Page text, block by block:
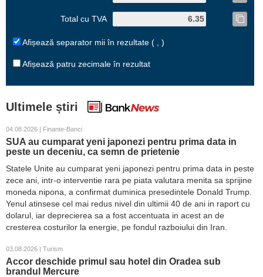
Total cu TVA
Afișează separator mii în rezultate ( , )
Afișează patru zecimale în rezultat
Ultimele știri
04.08.2026 | Finante-Banci
SUA au cumparat yeni japonezi pentru prima data in
peste un deceniu, ca semn de prietenie
Statele Unite au cumparat yeni japonezi pentru prima data in peste
zece ani, intr-o interventie rara pe piata valutara menita sa sprijine
moneda nipona, a confirmat duminica presedintele Donald Trump.
Yenul atinsese cel mai redus nivel din ultimii 40 de ani in raport cu
dolarul, iar deprecierea sa a fost accentuata in acest an de
cresterea costurilor la energie, pe fondul razboiului din Iran.
03.08.2026 | Turism
Accor deschide primul sau hotel din Oradea sub
brandul Mercure